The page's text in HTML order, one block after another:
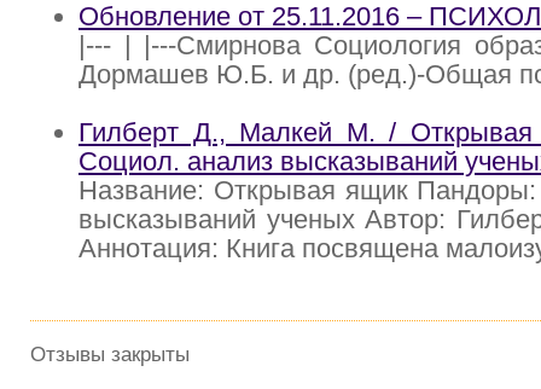
Обновление от 25.11.2016 –
|--- | |---Смирнова Социология
Дормашев Ю.Б. и др. (ред.)-Общая
Гилберт Д., Малкей М. /
Социол. анализ высказываний
Название: Открывая ящик
высказываний ученых Автор:
Аннотация: Книга посвящена
Отзывы закрыты